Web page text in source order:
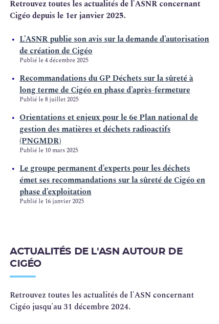
Retrouvez toutes les actualités de l'ASNR concernant
Cigéo depuis le 1er janvier 2025.
L’ASNR publie son avis sur la demande d’autorisation
de création de Cigéo
Publié le 4 décembre 2025
Recommandations du GP Déchets sur la sûreté à
long terme de Cigéo en phase d’après-fermeture
Publié le 8 juillet 2025
Orientations et enjeux pour le 6e Plan national de
gestion des matières et déchets radioactifs
(PNGMDR)
Publié le 10 mars 2025
Le groupe permanent d’experts pour les déchets
émet ses recommandations sur la sûreté de Cigéo en
phase d’exploitation
Publié le 16 janvier 2025
ACTUALITÉS DE L'ASN AUTOUR DE
CIGÉO
Retrouvez toutes les actualités de l'ASN concernant
Cigéo jusqu'au 31 décembre 2024.